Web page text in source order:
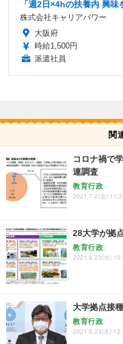
「週2日×4hの扶養内 興
株式会社キャリアパワー
大阪府
時給1,500円
派遣社員
関
コロナ禍で
連調査
教育行政
2021.7.2(金)
28大学が拠
教育行政
2021.6.23(水)
大学拠点接
教育行政
2021.6.23(水)